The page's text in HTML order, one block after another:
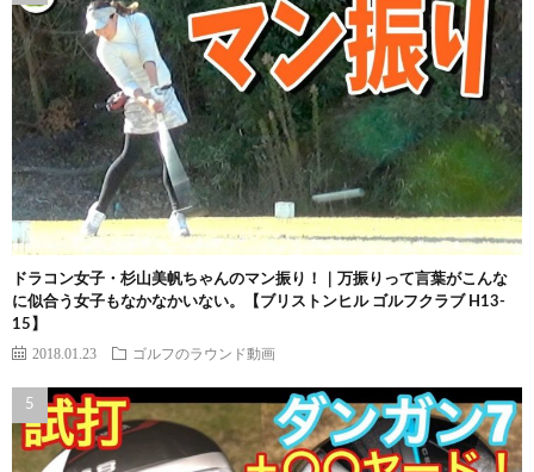
ドラコン女子・杉山美帆ちゃんのマン振り！｜万振りって言葉がこんな
に似合う女子もなかなかいない。【ブリストンヒル ゴルフクラブ H13-
15】
2018.01.23 ゴルフのラウンド動画